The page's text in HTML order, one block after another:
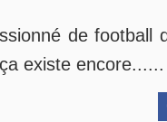
de football
existe encore......